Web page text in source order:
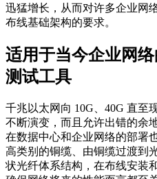
迅猛增长，从而对许多企业网
布线基础架构的要求。
适用于当今企业网
测试工具
千兆以太网向 10G、40G 直至
不断演变，而且允许出错的余
在数据中心和企业网络的部署
高类别的铜缆、由铜缆过渡到
状光纤体系结构，在布线安装